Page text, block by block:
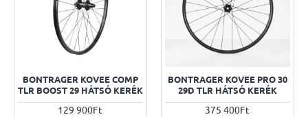
BONTRAGER KOVEE COMP
TLR BOOST 29 HÁTSÓ KERÉK
129 900Ft
BONTRAGER KOVEE PRO 30
29D TLR HÁTSÓ KERÉK
375 400Ft